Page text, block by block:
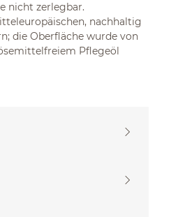
nicht zerlegbar.
nachhaltig
die Oberfläche wurde von
Pflegeöl